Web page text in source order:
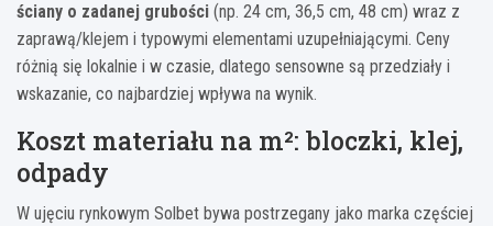
ściany o zadanej grubości (np. 24 cm, 36,5 cm, 48 cm) wraz z
zaprawą/klejem i typowymi elementami uzupełniającymi. Ceny
różnią się lokalnie i w czasie, dlatego sensowne są przedziały i
wskazanie, co najbardziej wpływa na wynik.
Koszt materiału na m²: bloczki, klej,
odpady
W ujęciu rynkowym Solbet bywa postrzegany jako marka częściej